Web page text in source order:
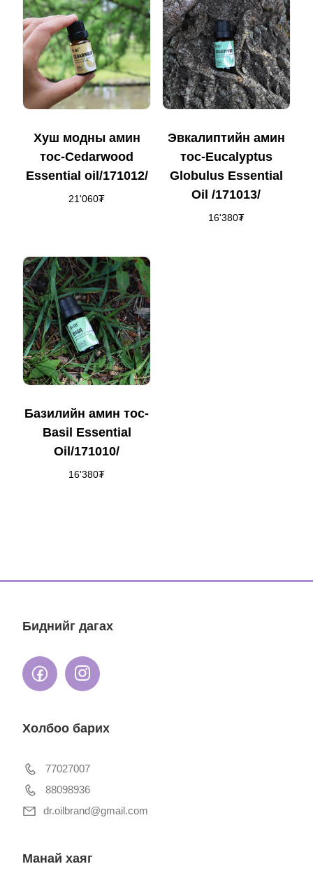
Хуш модны амин
тос-Cedarwood
Essential oil/171012/
21'060₮
Эвкалиптийн амин
тос-Eucalyptus
Globulus Essential
Oil /171013/
16'380₮
Базилийн амин тос-
Basil Essential
Oil/171010/
16'380₮
Биднийг дагах
Холбоо барих
77027007
88098936
dr.oilbrand@gmail.com
Манай хаяг